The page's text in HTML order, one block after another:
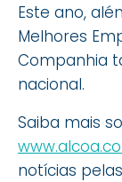
Este ano,
Melhores
Companhia
nacional.
Saiba mais
notícias